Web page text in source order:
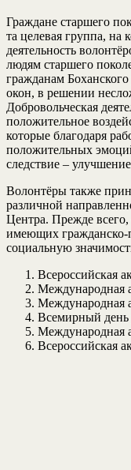
Граждане старшего
та целевая группа, на
деятельность
людям старшего
гражданам
окон, в решении
Добровольческая
положительное
которые благодаря
положительных
следствие –
Волонтёры также
различной
Центра. Прежде
имеющих гражданско-
социальную
Международная
Международная
Всемирный день
Международная
Всероссийская